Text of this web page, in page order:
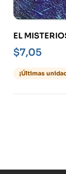
EL
$7,05
¡Últimas